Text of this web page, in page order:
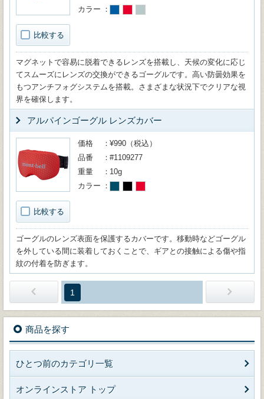
比較する
カラー
マグネットで容易に脱着できるレンズを搭載し、天候の変化に応じ
てスムーズにレンズの交換ができるゴーグルです。高い防曇効果を
もつアンチフォグシステムを搭載。さまざまな状況下でクリアな視
界を確保します。
アルパインゴーグル レンズカバー
比較する
価格
¥990（税込）
品番
#1109277
重量
10g
カラー
ゴーグルのレンズ表面を保護するカバーです。移動時などゴーグル
を外している間に装着しておくことで、ギアとの接触による傷や指
紋の付着を防ぎます。
1
商品を探す
ひとつ前のカテゴリ一覧
オンラインストア トップ